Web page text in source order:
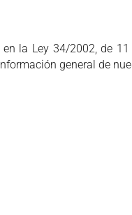
la Ley 34/2002, de
general de